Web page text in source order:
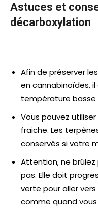
Astuces et
décarboxylation
Afin de préserver
en cannabinoïdes,
température basse
Vous pouvez
fraiche. Les
conservés si votre
Attention, ne
pas. Elle doit
verte pour aller
comme quand vous